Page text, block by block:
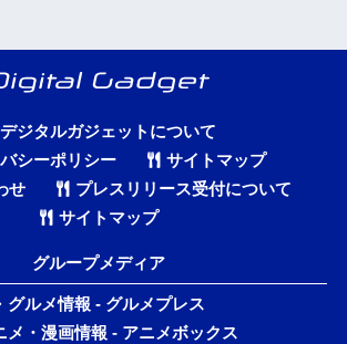
デジタルガジェットについて
シーポリシー
サイトマップ
せ
プレスリリース受付について
サイトマップ
グループメディア
グルメ情報 - グルメプレス
メ・漫画情報 - アニメボックス